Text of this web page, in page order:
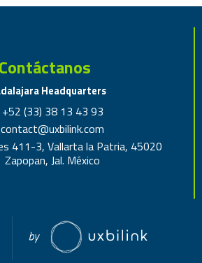
Contáctanos
Headquarters
+52 (33) 38 13 43 93
contact@uxbilink.com
411-3, Vallarta la Patria, 45020
Zapopan, Jal. México